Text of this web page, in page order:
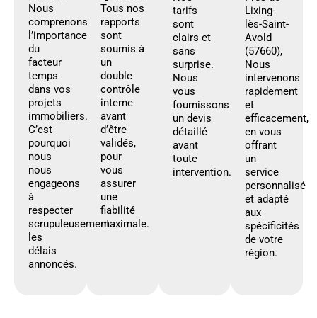
Nous
comprenons
l’importance
du
facteur
temps
dans vos
projets
immobiliers.
C’est
pourquoi
nous
nous
engageons
à
respecter
scrupuleusement
les
délais
annoncés.
Tous nos
rapports
sont
soumis à
un
double
contrôle
interne
avant
d’être
validés,
pour
vous
assurer
une
fiabilité
maximale.
tarifs
sont
clairs et
sans
surprise.
Nous
vous
fournissons
un devis
détaillé
avant
toute
intervention.
Lixing-
lès-Saint-
Avold
(57660),
Nous
intervenons
rapidement
et
efficacement,
en vous
offrant
un
service
personnalisé
et adapté
aux
spécificités
de votre
région.